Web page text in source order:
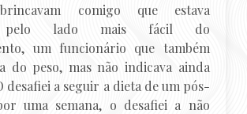
comigo que estava
pelo lado mais fácil do
um funcionário que também
do peso, mas não indicava ainda
desafiei a seguir a dieta de um pós-
uma semana, o desafiei a não